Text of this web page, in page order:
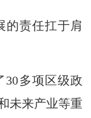
责任扛于肩
多项区级政
未来产业等重